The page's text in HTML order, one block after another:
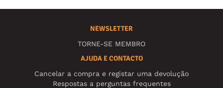
NEWSLETTER
TORNE-SE MEMBRO
AJUDA E CONTACTO
Cancelar a compra e registar uma devolução
Respostas a perguntas frequentes